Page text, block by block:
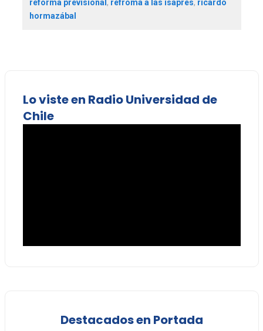
reforma previsional, refroma a las isapres, ricardo
hormazábal
Lo viste en Radio Universidad de
Chile
Destacados en Portada